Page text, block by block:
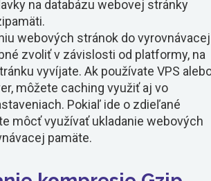
na databázu webovej stránky
webových stránok do vyrovnávacej
zvoliť v závislosti od platformy, na
vyvíjate. Ak používate VPS
môžete caching využiť aj vo
Pokiaľ ide o zdieľané
môcť využívať ukladanie webových
pamäte.